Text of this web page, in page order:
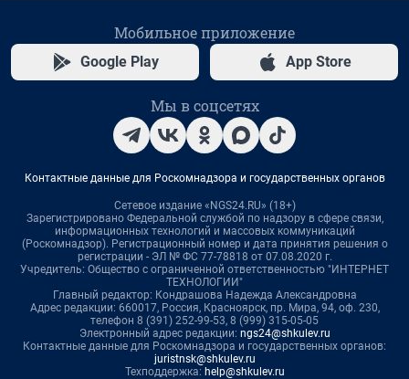
Мобильное приложение
Google Play App Store
Мы в соцсетях
Контактные данные для Роскомнадзора и государственных органов
Сетевое издание «NGS24.RU» (18+)
Зарегистрировано Федеральной службой по надзору в сфере связи,
информационных технологий и массовых коммуникаций
(Роскомнадзор). Регистрационный номер и дата принятия решения о
регистрации - ЭЛ № ФС 77-78818 от 07.08.2020 г.
Учредитель: Общество с ограниченной ответственностью "ИНТЕРНЕТ
ТЕХНОЛОГИИ"
Главный редактор: Кондрашова Надежда Александровна
Адрес редакции: 660017, Россия, Красноярск, пр. Мира, 94, оф. 230,
телефон 8 (391) 252-99-53, 8 (999) 315-05-05
Электронный адрес редакции: ngs24@shkulev.ru
Контактные данные для Роскомнадзора и государственных органов:
juristnsk@shkulev.ru
Техподдержка: help@shkulev.ru